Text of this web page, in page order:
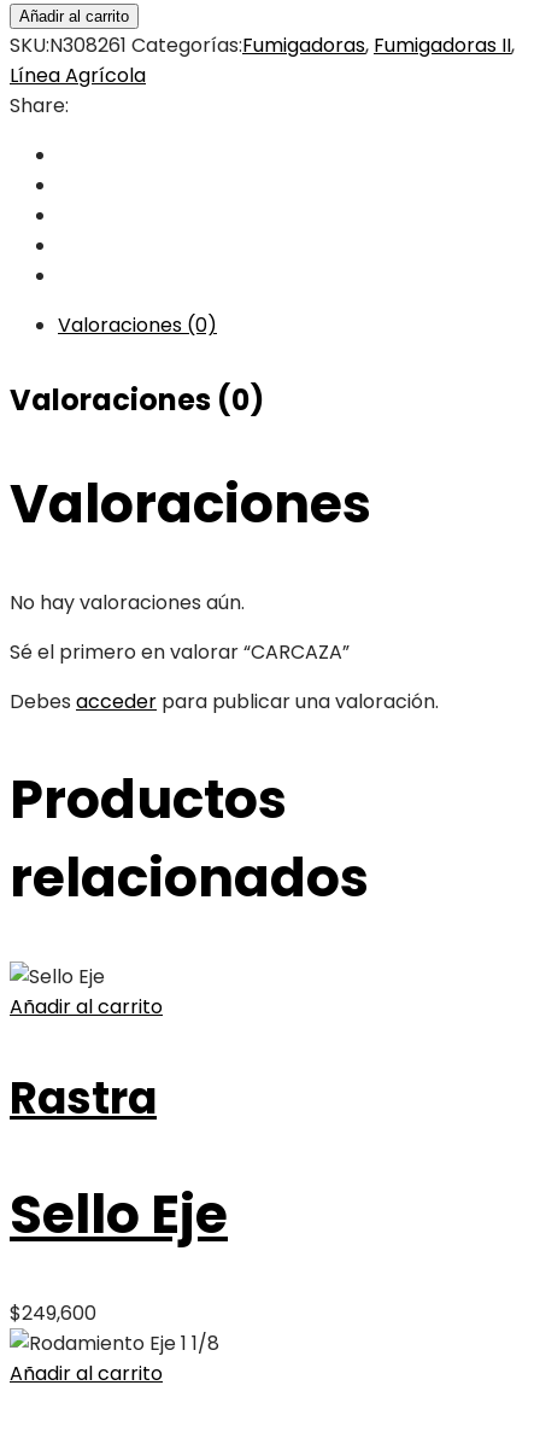
Añadir al carrito
SKU:N308261 Categorías:Fumigadoras, Fumigadoras II,
Línea Agrícola
Share:
Valoraciones (0)
Valoraciones (0)
Valoraciones
No hay valoraciones aún.
Sé el primero en valorar “CARCAZA”
Debes acceder para publicar una valoración.
Productos
relacionados
Añadir al carrito
Rastra
Sello Eje
$249,600
Añadir al carrito